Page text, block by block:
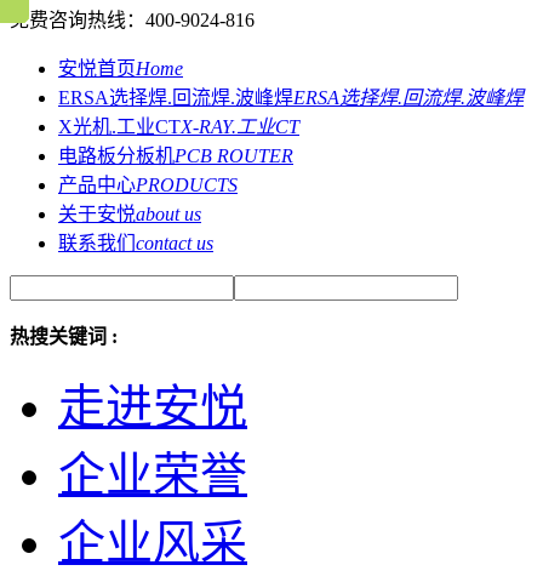
免费咨询热线： 400-9024-816
安悦首页Home
ERSA选择焊.回流焊.波峰焊ERSA选择焊.回流焊.波峰焊
X光机.工业CTX-RAY.工业CT
电路板分板机PCB ROUTER
产品中心PRODUCTS
关于安悦about us
联系我们 contact us
热搜关键词 :
走进安悦
企业荣誉
企业风采